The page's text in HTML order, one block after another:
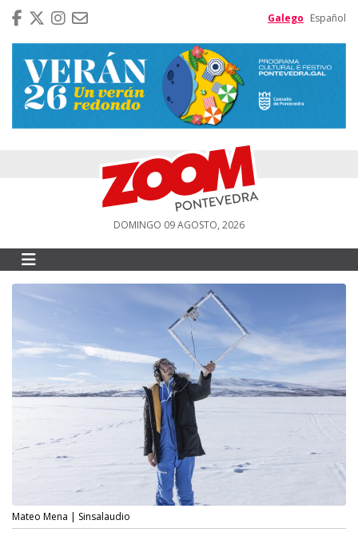
Galego Español
DOMINGO 09 AGOSTO, 2026
Mateo Mena | Sinsalaudio